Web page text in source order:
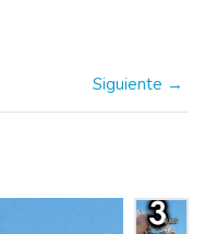
Siguiente →